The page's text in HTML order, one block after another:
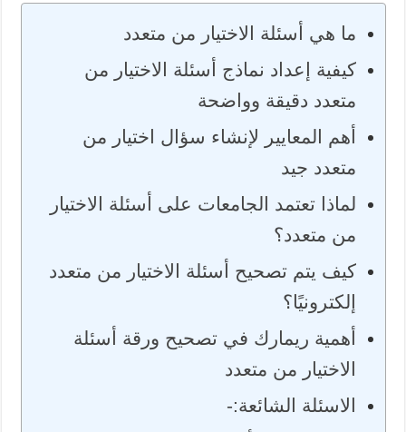
ما هي أسئلة الاختيار من متعدد
كيفية إعداد نماذج أسئلة الاختيار من
متعدد دقيقة وواضحة
أهم المعايير لإنشاء سؤال اختيار من
متعدد جيد
لماذا تعتمد الجامعات على أسئلة الاختيار
من متعدد؟
كيف يتم تصحيح أسئلة الاختيار من متعدد
إلكترونيًا؟
أهمية ريمارك في تصحيح ورقة أسئلة
الاختيار من متعدد
الاسئلة الشائعة:-